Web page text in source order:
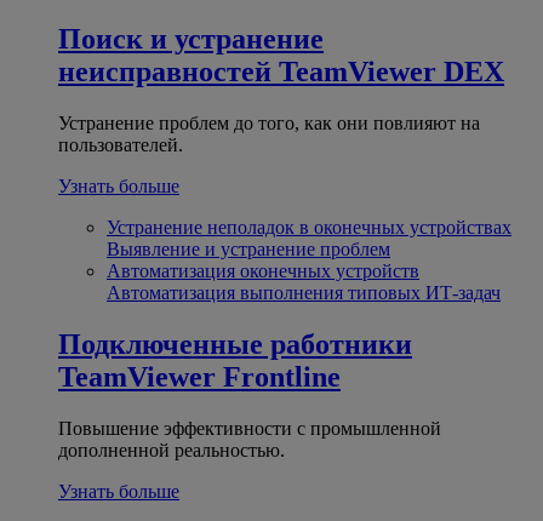
Поиск и устранение
неисправностей TeamViewer DEX
Устранение проблем до того, как они повлияют на
пользователей.
Узнать больше
Устранение неполадок в оконечных устройствах
Выявление и устранение проблем
Автоматизация оконечных устройств
Автоматизация выполнения типовых ИТ-задач
Подключенные работники
TeamViewer Frontline
Повышение эффективности с промышленной
дополненной реальностью.
Узнать больше